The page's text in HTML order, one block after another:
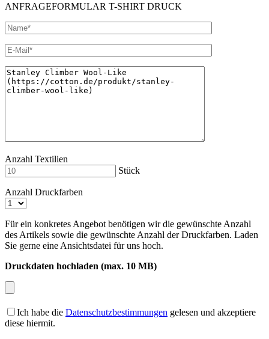
ANFRAGEFORMULAR T-SHIRT DRUCK
Anzahl Textilien
Stück
Anzahl Druckfarben
Für ein konkretes Angebot benötigen wir die gewünschte Anzahl
des Artikels sowie die gewünschte Anzahl der Druckfarben. Laden
Sie gerne eine Ansichtsdatei für uns hoch.
Druckdaten hochladen (max. 10 MB)
Ich habe die Datenschutzbestimmungen gelesen und akzeptiere
diese hiermit.